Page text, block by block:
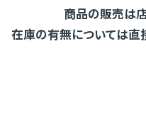
商品の販売は
在庫の有無については直